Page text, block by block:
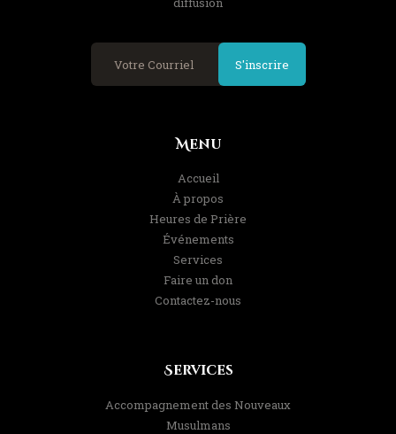
S'inscrire
Menu
Accueil
À propos
Heures de Prière
Événements
Services
Faire un don
Contactez-nous
Services
Accompagnement des Nouveaux
Musulmans